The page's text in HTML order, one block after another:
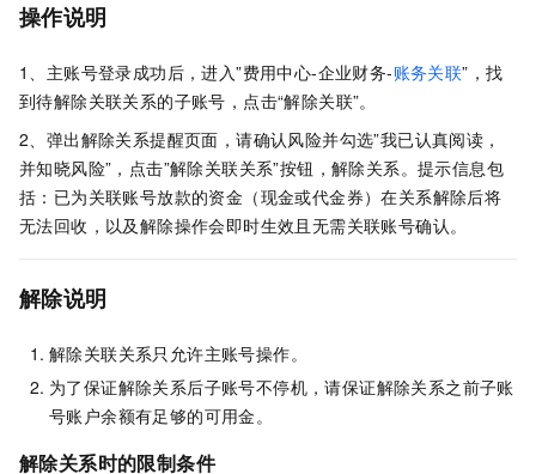
操作说明
1、主账号登录成功后，进入”费用中心-企业财务-账务关联”，找
到待解除关联关系的子账号，点击“解除关联”。
2、弹出解除关系提醒页面，请确认风险并勾选”我已认真阅读，
并知晓风险”，点击”解除关联关系”按钮，解除关系。提示信息包
括：已为关联账号放款的资金（现金或代金券）在关系解除后将
无法回收，以及解除操作会即时生效且无需关联账号确认。
解除说明
解除关联关系只允许主账号操作。
为了保证解除关系后子账号不停机，请保证解除关系之前子账
号账户余额有足够的可用金。
解除关系时的限制条件